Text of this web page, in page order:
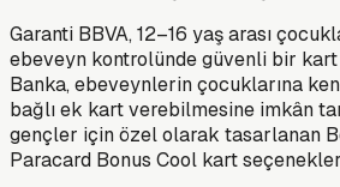
Garanti BBVA, 12–16 yaş arası
ebeveyn kontrolünde güvenli bir
Banka, ebeveynlerin çocuklarına
bağlı ek kart verebilmesine imkân
gençler için özel olarak tasarlanan
Paracard Bonus Cool kart